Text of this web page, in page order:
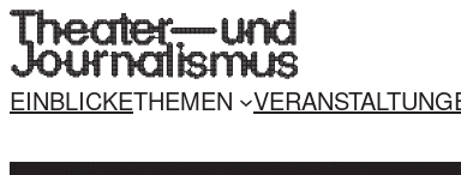
EINBLICKETHEMEN